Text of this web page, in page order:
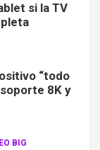
si la TV
“todo
8K y
BIG